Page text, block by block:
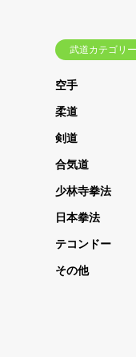
武道カテゴリー
空手
柔道
剣道
合気道
少林寺拳法
日本拳法
テコンドー
その他